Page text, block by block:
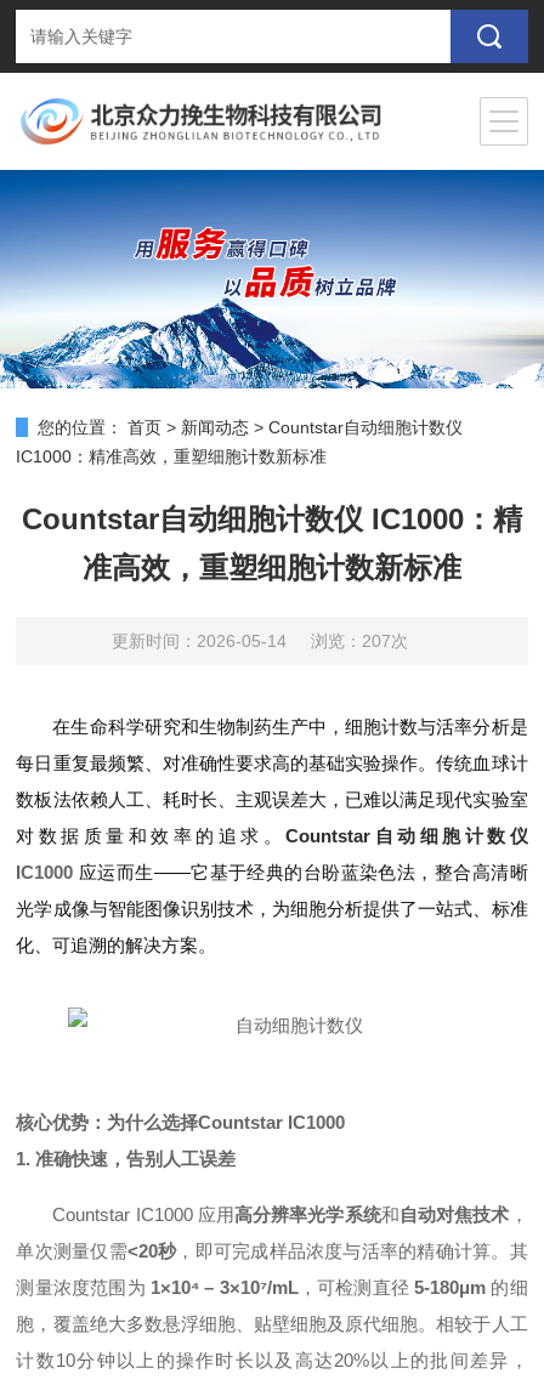
您的位置： 首页 > 新闻动态 >Countstar自动细胞计数仪
IC1000：精准高效，重塑细胞计数新标准
Countstar自动细胞计数仪 IC1000：精
准高效，重塑细胞计数新标准
更新时间：2026-05-14 浏览：207次
在生命科学研究和生物制药生产中，细胞计数与活率分析是
每日重复最频繁、对准确性要求高的基础实验操作。传统血球计
数板法依赖人工、耗时长、主观误差大，已难以满足现代实验室
对数据质量和效率的追求。Countstar自动细胞计数仪
IC1000 应运而生——它基于经典的台盼蓝染色法，整合高清晰
光学成像与智能图像识别技术，为细胞分析提供了一站式、标准
化、可追溯的解决方案。
核心优势：为什么选择Countstar IC1000
1. 准确快速，告别人工误差
Countstar IC1000 应用高分辨率光学系统和自动对焦技术 ，
单次测量仅需<20秒，即可完成样品浓度与活率的精确计算。其
测量浓度范围为 1×10⁴ – 3×10⁷/mL，可检测直径5-180μm 的细
胞，覆盖绝大多数悬浮细胞、贴壁细胞及原代细胞。相较于人工
计数10分钟以上的操作时长以及高达20%以上的批间差异，